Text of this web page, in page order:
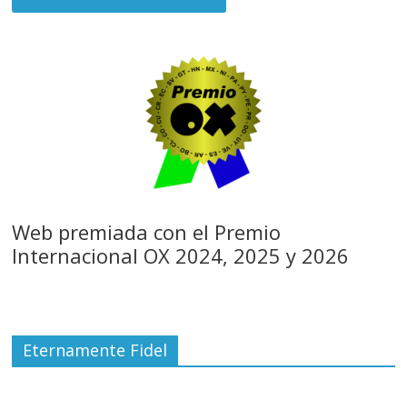
Web premiada con el Premio
Internacional OX 2024, 2025 y 2026
Eternamente Fidel